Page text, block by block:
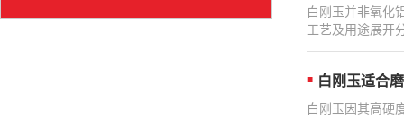
白刚玉并非氧化
工艺及用途展开
白刚玉适合
白刚玉因其高硬